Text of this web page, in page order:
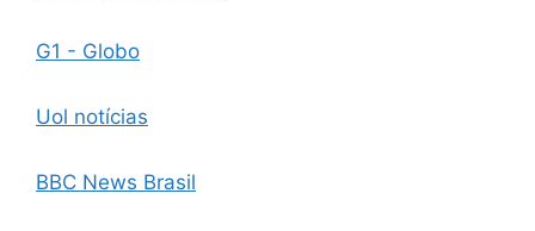
G1 - Globo
Uol notícias
BBC News Brasil